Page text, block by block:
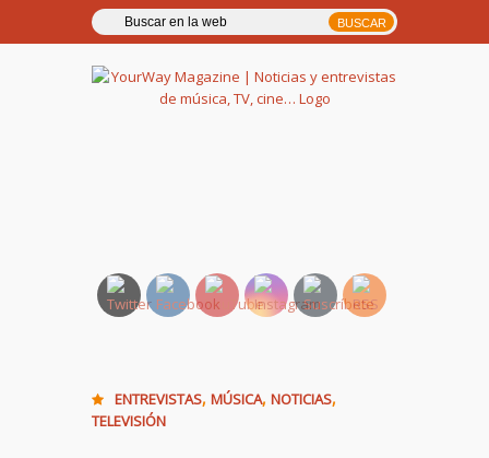
ENTREVISTAS, MÚSICA, NOTICIAS,
TELEVISIÓN